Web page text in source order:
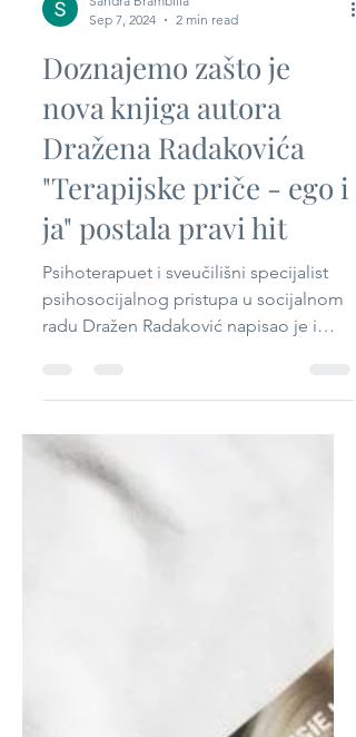
Sandra Brambilla
Sep 7, 2024
2 min read
Doznajemo zašto je
nova knjiga autora
Dražena Radakovića
"Terapijske priče - ego i
ja" postala pravi hit
objavio u vlastitoj...